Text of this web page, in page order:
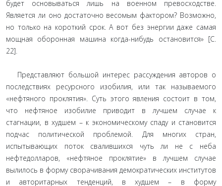
будет основываться лишь на военном превосходстве.
Является ли оно достаточно весомым фактором? Возможно,
но только на короткий срок. А вот без энергии даже самая
мощная оборонная машина когда-нибудь остановится» [С.
22].
Представляют большой интерес рассуждения авторов о
последствиях ресурсного изобилия, или так называемого
«нефтяного проклятия». Суть этого явления состоит в том,
что нефтяное изобилие приводит в лучшем случае к
стагнации, в худшем – к экономическому спаду и становится
подчас политической проблемой. Для многих стран,
испытывающих поток свалившихся чуть ли не с неба
нефтедолларов, «нефтяное проклятие» в лучшем случае
вылилось в форму сворачивания демократических институтов
и авторитарных тенденций, в худшем – в форму